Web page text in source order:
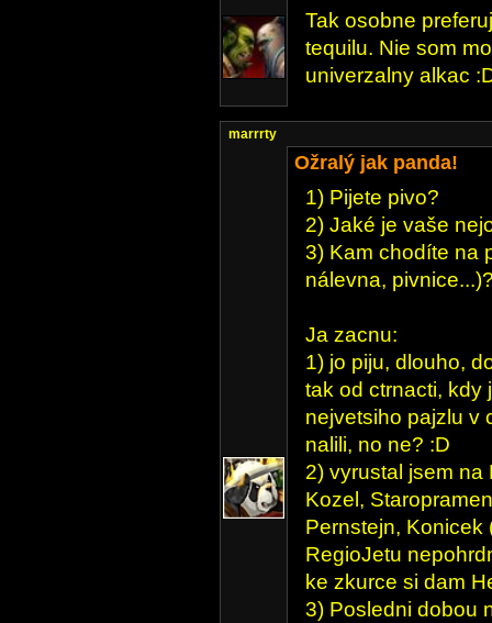
Tak osobne
tequilu. Nie som
univerzalny alkac
marrrty
Ožralý jak panda!
1) Pijete pivo?
2) Jaké je vaše
3) Kam chodíte na
nálevna,
Ja zacnu:
1) jo piju, dlouho,
tak od ctrnacti, kdy
nejvetsiho pajzlu v
nalili, no ne? :D
2) vyrustal jsem na
Kozel,
Pernstejn, Konicek
RegioJetu
ke zkurce si dam
3) Posledni dobou